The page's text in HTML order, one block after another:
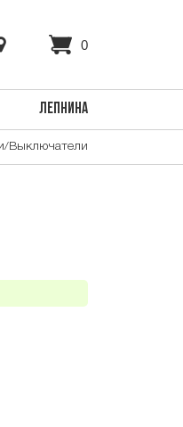
0
ЛЕПНИНА
Выключатели